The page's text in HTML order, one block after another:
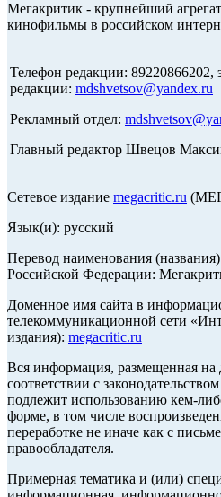
Мегакритик - крупнейший
кинофильмы в российском
Телефон редакции: 89220866202,
редакции: mdshvetsov@yandex.ru
Рекламный отдел:
Главный редактор Швецов
Сетевое издание megacritic.ru
Язык(и): русский
Перевод наименования
Российской Федерации:
Доменное имя сайта в
телекоммуникационной сети
издания): megacritic.ru
Вся информация, размещенная на
соответствии с
подлежит использованию кем-
форме, в том числе
переработке не иначе как с
правообладателя.
Примерная тематика и (или)